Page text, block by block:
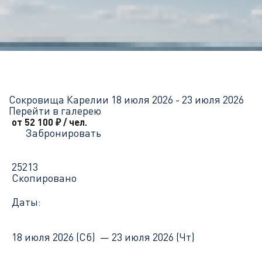
Сокровища Карелии 18 июля 2026 - 23 июля 2026
Перейти в галерею
от 52 100 ₽/ чел.
Забронировать
25213
Скопировано
Даты:
18 июля 2026 (Сб) — 23 июля 2026 (Чт)